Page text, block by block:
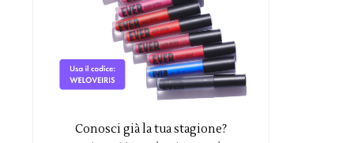
Conosci già la tua stagione?